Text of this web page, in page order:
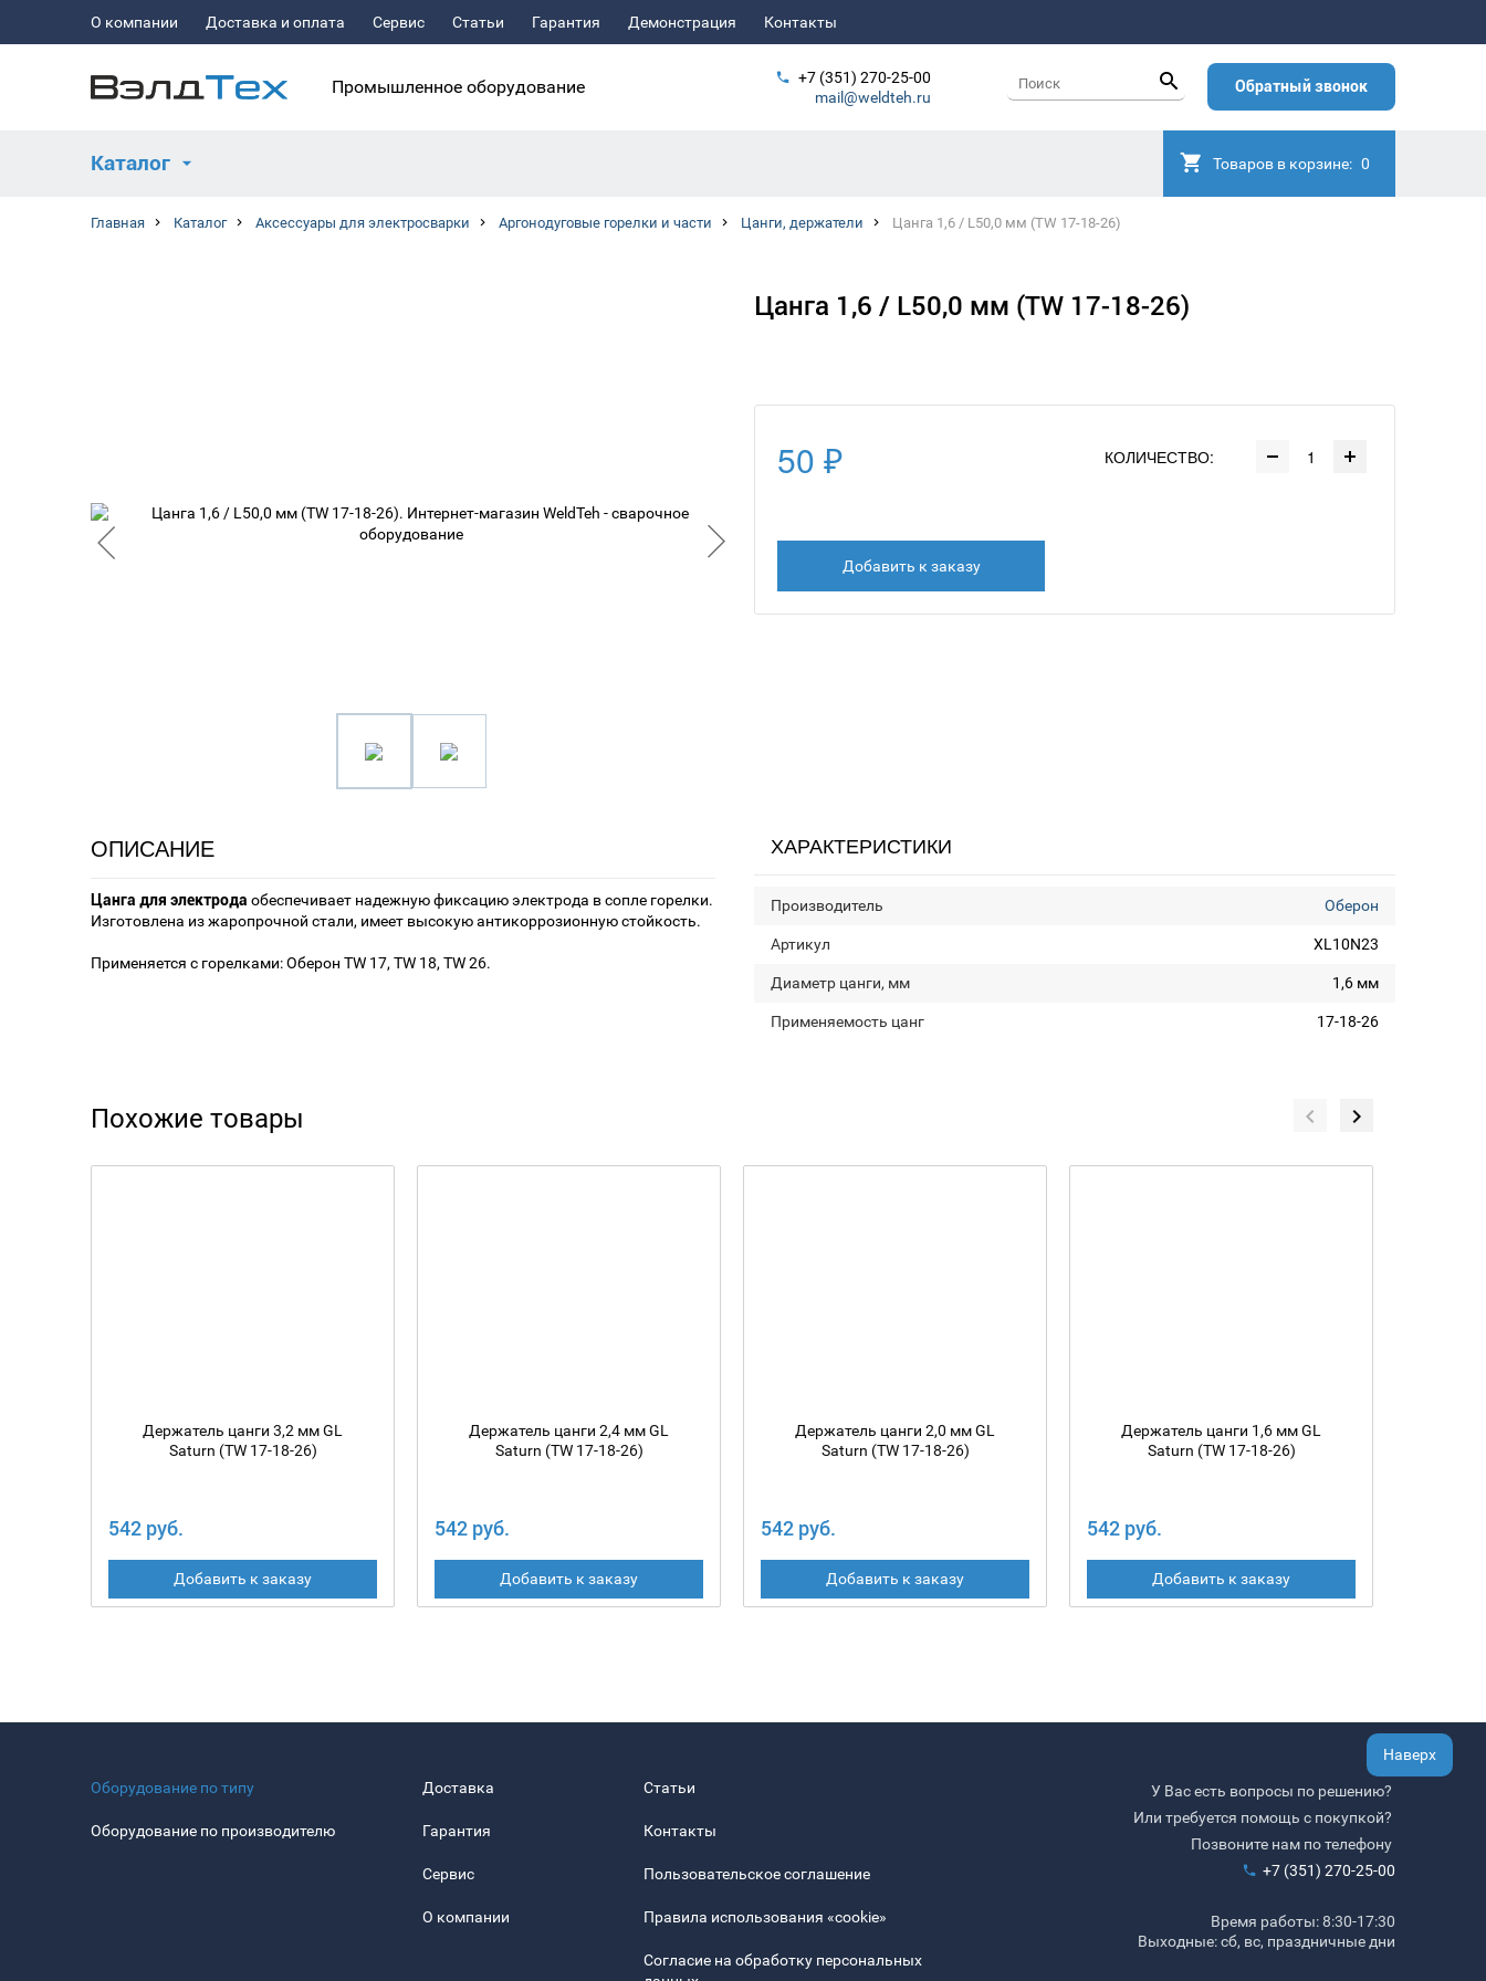
О компании Доставка и оплата Сервис Статьи Гарантия Демонстрация Контакты
Промышленное оборудование
+7 (351) 270-25-00
mail@weldteh.ru
Обратный звонок
Каталог Товаров в корзине: 0
Главная Каталог Аксессуары для электросварки Аргонодуговые горелки и части Цанги, держатели Цанга 1,6 / L50,0 мм (TW 17-18-26)
Цанга 1,6 / L50,0 мм (TW 17-18-26)
50 ₽ КОЛИЧЕСТВО:
Добавить к заказу
ОПИСАНИЕ
Цанга для электрода обеспечивает надежную фиксацию электрода в сопле горелки.
Изготовлена из жаропрочной стали, имеет высокую антикоррозионную стойкость.
Применяется с горелками: Оберон TW 17, TW 18, TW 26.
ХАРАКТЕРИСТИКИ
Производитель Оберон
Артикул XL10N23
Диаметр цанги, мм 1,6 мм
Применяемость цанг 17-18-26
Похожие товары
Держатель цанги 3,2 мм GL
Saturn (TW 17-18-26)
542 руб.
Добавить к заказу
Держатель цанги 2,4 мм GL
Saturn (TW 17-18-26)
542 руб.
Добавить к заказу
Держатель цанги 2,0 мм GL
Saturn (TW 17-18-26)
542 руб.
Добавить к заказу
Держатель цанги 1,6 мм GL
Saturn (TW 17-18-26)
542 руб.
Добавить к заказу
Оборудование по типу
Оборудование по производителю
Доставка
Гарантия
Сервис
О компании
Статьи
Контакты
Пользовательское соглашение
Правила использования «cookie»
Согласие на обработку персональных
У Вас есть вопросы по решению?
Или требуется помощь с покупкой?
Позвоните нам по телефону
+7 (351) 270-25-00
Время работы: 8:30-17:30
Выходные: сб, вс, праздничные дни
Наверх